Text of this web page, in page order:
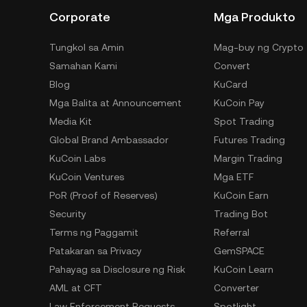
Corporate
Tungkol sa Amin
Samahan Kami
Blog
Mga Balita at Announcement
Media Kit
Global Brand Ambassador
KuCoin Labs
KuCoin Ventures
PoR (Proof of Reserves)
Security
Terms ng Paggamit
Patakaran sa Privacy
Pahayag sa Disclosure ng Risk
AML at CFT
Mga Produkto
Mag-buy ng Crypto
Convert
KuCard
KuCoin Pay
Spot Trading
Futures Trading
Margin Trading
Mga ETF
KuCoin Earn
Trading Bot
Referral
GemSPACE
KuCoin Learn
Converter